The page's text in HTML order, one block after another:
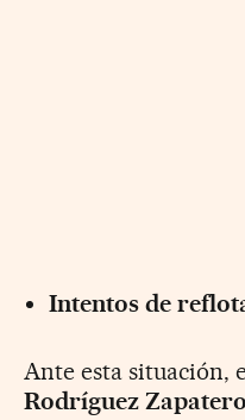
Intentos de
Ante esta situación,
Rodríguez Zapatero